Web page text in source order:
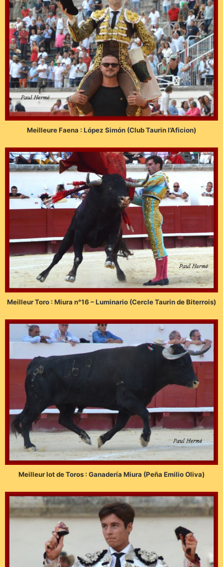
Meilleure Faena : López Simón (Club Taurin l’Aficion)
Meilleur Toro : Miura n°16 – Luminario (Cercle Taurin de Biterrois)
Meilleur lot de Toros : Ganadería Miura (Peña Emilio Oliva)